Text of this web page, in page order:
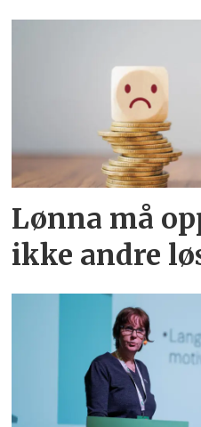
Lønna må
ikke andre